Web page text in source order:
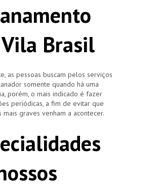
Brasil
as pessoas buscam pelos serviços
somente quando há uma
porém, o mais indicado é fazer
periódicas, a fim de evitar que
graves venham a acontecer.